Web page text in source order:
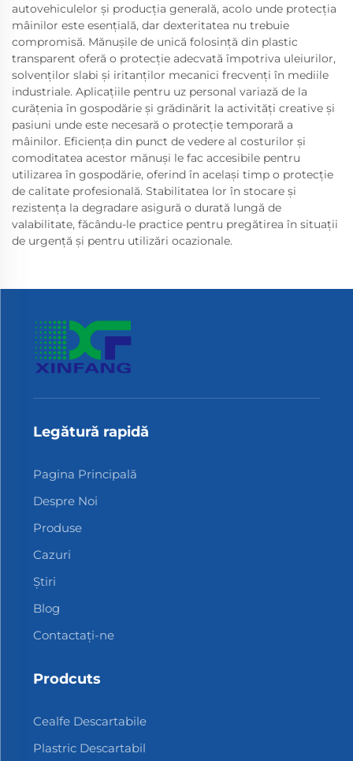
autovehiculelor și producția generală, acolo unde protecția
mâinilor este esențială, dar dexteritatea nu trebuie
compromisă. Mănușile de unică folosință din plastic
transparent oferă o protecție adecvată împotriva uleiurilor,
solvenților slabi și iritanților mecanici frecvenți în mediile
industriale. Aplicațiile pentru uz personal variază de la
curățenia în gospodărie și grădinărit la activități creative și
pasiuni unde este necesară o protecție temporară a
mâinilor. Eficiența din punct de vedere al costurilor și
comoditatea acestor mănuși le fac accesibile pentru
utilizarea în gospodărie, oferind în același timp o protecție
de calitate profesională. Stabilitatea lor în stocare și
rezistența la degradare asigură o durată lungă de
valabilitate, făcându-le practice pentru pregătirea în situații
de urgență și pentru utilizări ocazionale.
Legătură rapidă
Pagina Principală
Despre Noi
Produse
Cazuri
Știri
Blog
Contactați-ne
Prodcuts
Cealfe Descartabile
Plastric Descartabil